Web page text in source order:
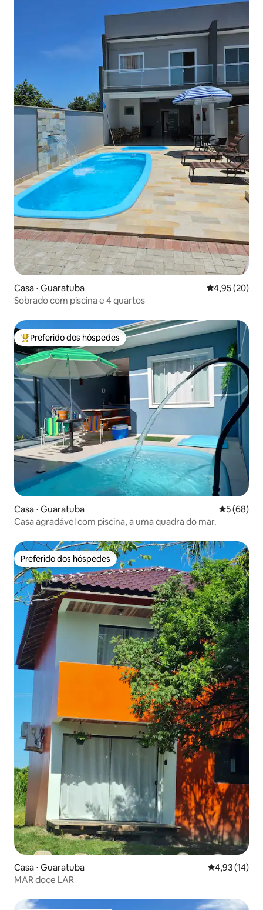
Casa ⋅ Guaratuba 4,95 de uma
4,95 (20)
Sobrado com piscina e 4 quartos
Entre os melhores preferidos dos hóspedes
Preferido dos hóspedes
Casa ⋅ Guaratuba 5 de uma
5 (68)
Casa agradável com piscina, a uma quadra do mar.
Preferido dos hóspedes
Preferido dos hóspedes
Casa ⋅ Guaratuba 4,93 de uma
4,93 (14)
MAR doce LAR